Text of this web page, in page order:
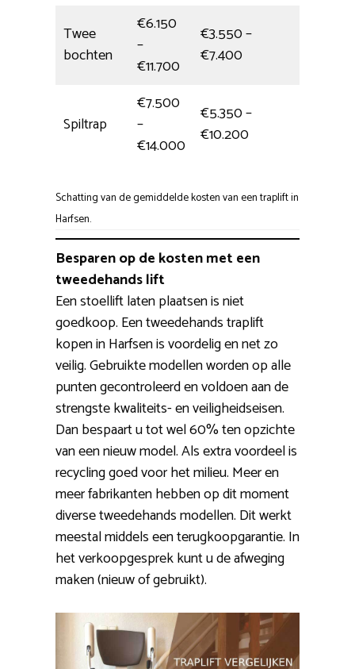
Twee
bochten
€6.150
–
€11.700
€3.550 –
€7.400
Spiltrap
€7.500
–
€14.000
€5.350 –
€10.200
Schatting van de gemiddelde kosten van een traplift in
Harfsen.
Besparen op de kosten met een
tweedehands lift
Een stoellift laten plaatsen is niet
goedkoop. Een tweedehands traplift
kopen in Harfsen is voordelig en net zo
veilig. Gebruikte modellen worden op alle
punten gecontroleerd en voldoen aan de
strengste kwaliteits- en veiligheidseisen.
Dan bespaart u tot wel 60% ten opzichte
van een nieuw model. Als extra voordeel is
recycling goed voor het milieu. Meer en
meer fabrikanten hebben op dit moment
diverse tweedehands modellen. Dit werkt
meestal middels een terugkoopgarantie. In
het verkoopgesprek kunt u de afweging
maken (nieuw of gebruikt).